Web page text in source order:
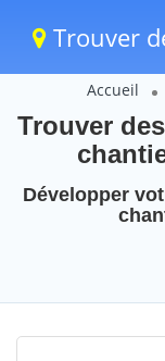
Trouver
Accueil
Trouver
Développer